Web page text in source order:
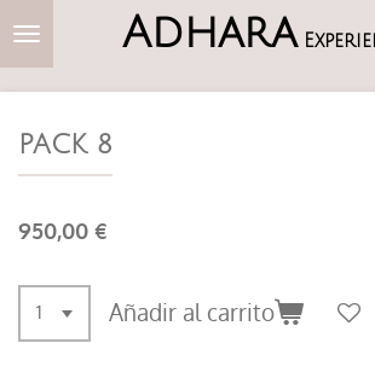
Ir
Adhara
PACK 8
950,00 €
Añadir al carrito